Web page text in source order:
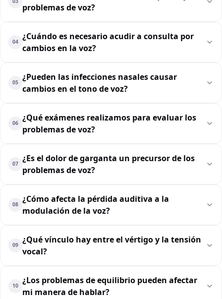
problemas de voz?
04
¿Cuándo es necesario acudir a consulta por
cambios en la voz?
05
¿Pueden las infecciones nasales causar
cambios en el tono de voz?
06
¿Qué exámenes realizamos para evaluar los
problemas de voz?
07
¿Es el dolor de garganta un precursor de los
problemas de voz?
08
¿Cómo afecta la pérdida auditiva a la
modulación de la voz?
09
¿Qué vínculo hay entre el vértigo y la tensión
vocal?
10
¿Los problemas de equilibrio pueden afectar
mi manera de hablar?